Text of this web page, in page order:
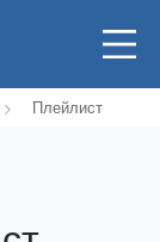
Плейлист